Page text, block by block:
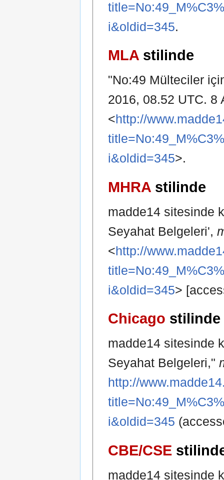
i&oldid=345.
MLA stilinde
"No:49 Mülteciler
2016, 08.52 UTC. 8
<http://
i&oldid=345>.
MHRA stilinde
madde14 sitesinde
Seyahat Belgeleri',
<http://
i&oldid=345>
Chicago stilinde
madde14 sitesinde
Seyahat Belgeleri,"
http://
i&oldid=345
CBE/CSE
madde14 sitesinde